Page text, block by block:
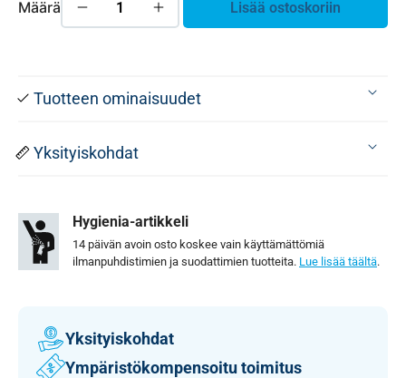
Määrä Lisää ostoskoriin
Tuotteen ominaisuudet
Yksityiskohdat
Hygienia-artikkeli
14 päivän avoin osto koskee vain käyttämättömiä
ilmanpuhdistimien ja suodattimien tuotteita. Lue lisää täältä.
Yksityiskohdat
Ympäristökompensoitu toimitus